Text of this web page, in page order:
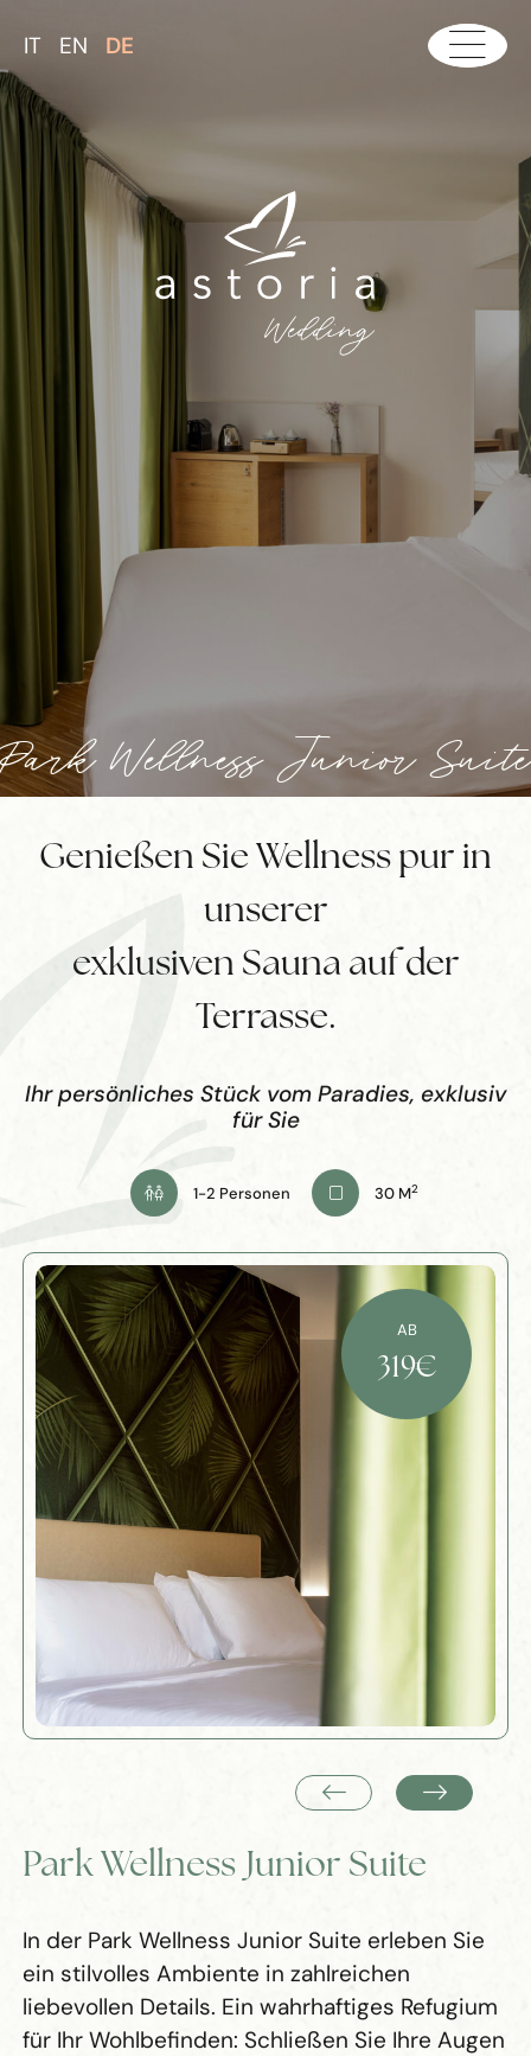
IT EN DE
Park Wellness Junior Suite
Genießen Sie Wellness pur in
unserer
exklusiven Sauna auf der
Terrasse.
Ihr persönliches Stück vom Paradies, exklusiv
für Sie
1-2 Personen 30 M2
AB
319€
Park Wellness Junior Suite
In der Park Wellness Junior Suite erleben Sie
ein stilvolles Ambiente in zahlreichen
liebevollen Details. Ein wahrhaftiges Refugium
für Ihr Wohlbefinden: Schließen Sie Ihre Augen